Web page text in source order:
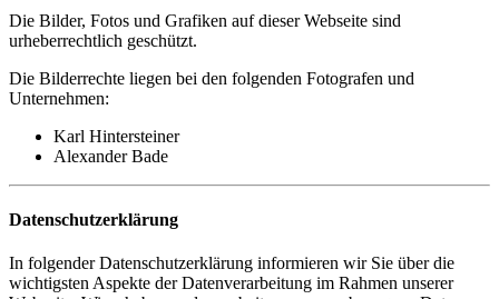
Die Bilder, Fotos und Grafiken auf dieser Webseite sind
urheberrechtlich geschützt.
Die Bilderrechte liegen bei den folgenden Fotografen und
Unternehmen:
Karl Hintersteiner
Alexander Bade
Datenschutzerklärung
In folgender Datenschutzerklärung informieren wir Sie über die
wichtigsten Aspekte der Datenverarbeitung im Rahmen unserer